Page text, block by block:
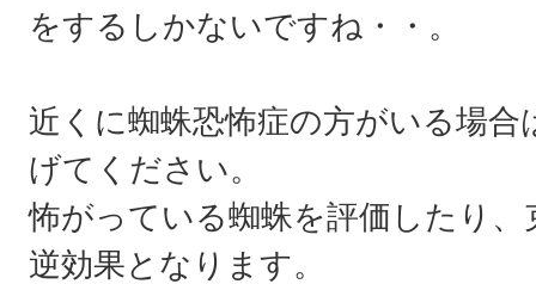
をするしかないですね・・。
近くに蜘蛛恐怖症の方がいる場
げてください。
怖がっている蜘蛛を評価したり
逆効果となります。